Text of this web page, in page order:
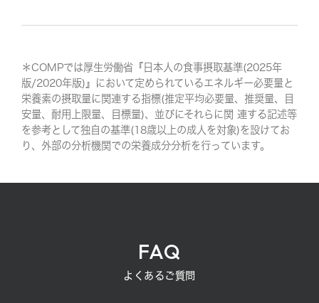
＊COMPでは厚生労働省『日本人の食事摂取基準(2025年
版/2020年版)』において定められているエネルギー必要量と
栄養素の摂取量に関連する指標(推定平均必要量、推奨量、目
安量、耐用上限量、目標量)、並びにそれらに関 連する記述等
を参考として独自の基準(18歳以上の成人を対象)を設けてお
り、外部の分析機関での栄養成分分析を行っています。
FAQ
よくあるご質問